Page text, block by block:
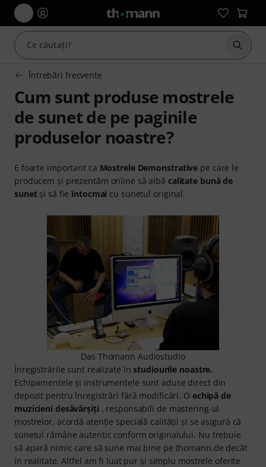
Întrebări frecvente
Cum sunt produse mostrele
de sunet de pe paginile
produselor noastre?
E foarte important ca Mostrele Demonstrative pe care le
producem și prezentăm online să aibă calitate bună de
sunet și să fieîntocmai cu sunetul original.
Das Thomann Audiostudio
Înregistrările sunt realizate în studiourile noastre.
Echipamentele și instrumentele sunt aduse direct din
depozit pentru înregistrări fără modificări. O echipă de
muzicieni desăvârșiți , responsabili de mastering-ul
mostrelor, acordă atenție specială calității și se asigură că
sunetul rămâne autentic conform originalului. Nu trebuie
să apară nimic care să sune mai bine pe thomann.de decât
în realitate. Altfel am fi luat pur și simplu mostrele oferite